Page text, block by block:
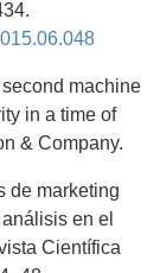
machine
in a time of
& Company.
de marketing
en el
Científica